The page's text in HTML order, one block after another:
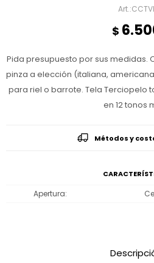
CCTVI
$
Pida presupuesto por sus medidas.
pinza a elección (italiana,
para riel o barrote. Tela Terciopelo
en 12 tonos
Métodos y
Apertura